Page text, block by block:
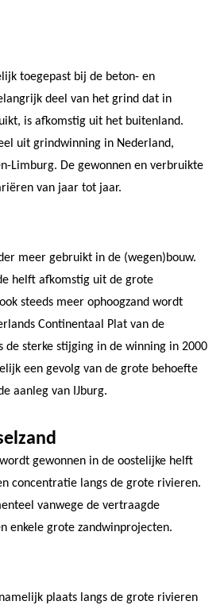
toegepast bij de beton- en
deel van het grind dat in
is afkomstig uit het buitenland.
uit grindwinning in Nederland,
Limburg. De gewonnen en verbruikte
van jaar tot jaar.
meer gebruikt in de (wegen)bouw.
helft afkomstig uit de grote
steeds meer ophoogzand wordt
Continentaal Plat van de
de sterke stijging in de winning in 2000
een gevolg van de grote behoefte
aanleg van IJburg.
gewonnen in de oostelijke helft
concentratie langs de grote rivieren.
vanwege de vertraagde
enkele grote zandwinprojecten.
plaats langs de grote rivieren